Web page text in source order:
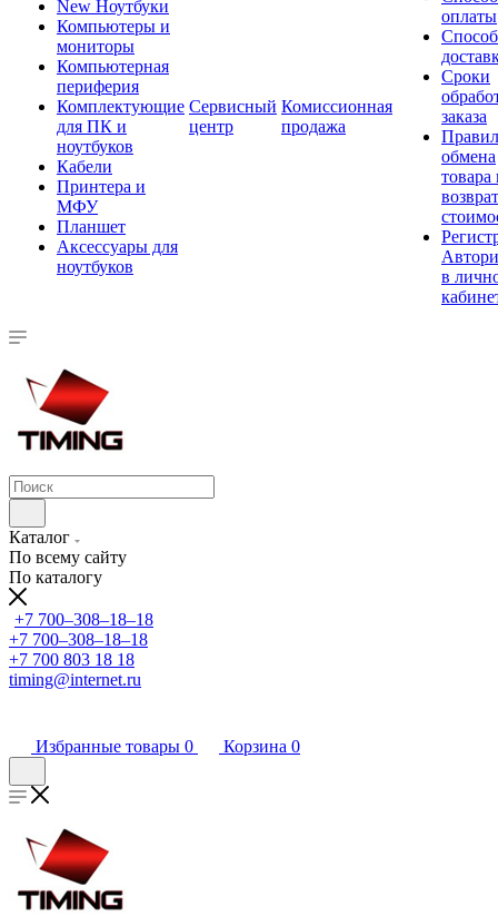
New Ноутбуки
Компьютеры и
мониторы
Компьютерная
периферия
Комплектующие
для ПК и
ноутбуков
Кабели
Принтера и
МФУ
Планшет
Аксессуары для
ноутбуков
Сервисный
центр
Комиссионная
продажа
оплаты
Сроки
заказа
обмена
товара
в
Каталог
По всему сайту
По каталогу
+7 700‒308‒18‒18
+7 700‒308‒18‒18
+7 700 803 18 18
timing@internet.ru
Избранные товары 0 Корзина 0